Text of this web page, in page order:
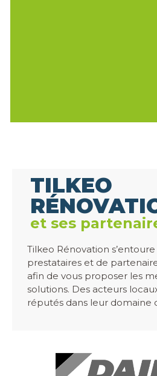
TILKEO
et ses
Tilkeo Rénovation
prestataires et de
afin de vous proposer les
solutions. Des acteurs
réputés dans leur domaine